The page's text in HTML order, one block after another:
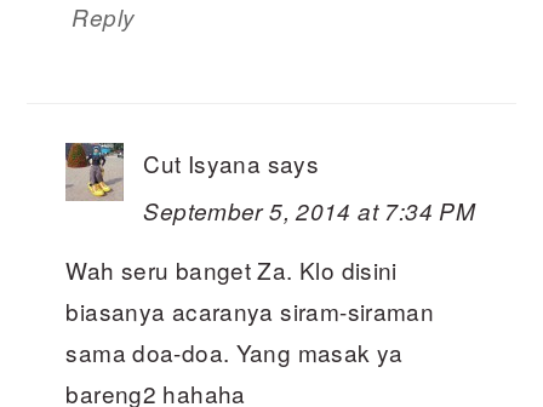
Reply
Cut Isyana says
September 5, 2014 at 7:34 PM
Wah seru banget Za. Klo disini
biasanya acaranya siram-siraman
sama doa-doa. Yang masak ya
bareng2 hahaha